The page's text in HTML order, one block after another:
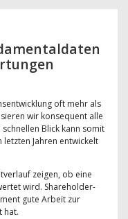
oft mehr als
wir konsequent alle
Blick kann somit
Jahren entwickelt
zeigen, ob eine
wird. Shareholder-
gute Arbeit zur
hat.